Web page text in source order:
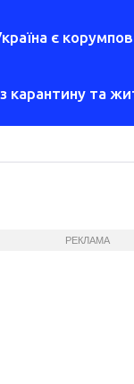
є
карантину та
РЕКЛАМА